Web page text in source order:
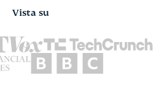
Vista su